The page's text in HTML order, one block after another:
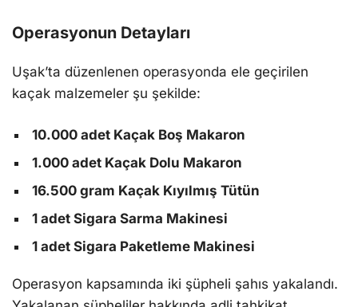
Operasyonun Detayları
Uşak’ta düzenlenen operasyonda ele geçirilen
kaçak malzemeler şu şekilde:
10.000 adet Kaçak Boş Makaron
1.000 adet Kaçak Dolu Makaron
16.500 gram Kaçak Kıyılmış Tütün
1 adet Sigara Sarma Makinesi
1 adet Sigara Paketleme Makinesi
Operasyon kapsamında iki şüpheli şahıs yakalandı.